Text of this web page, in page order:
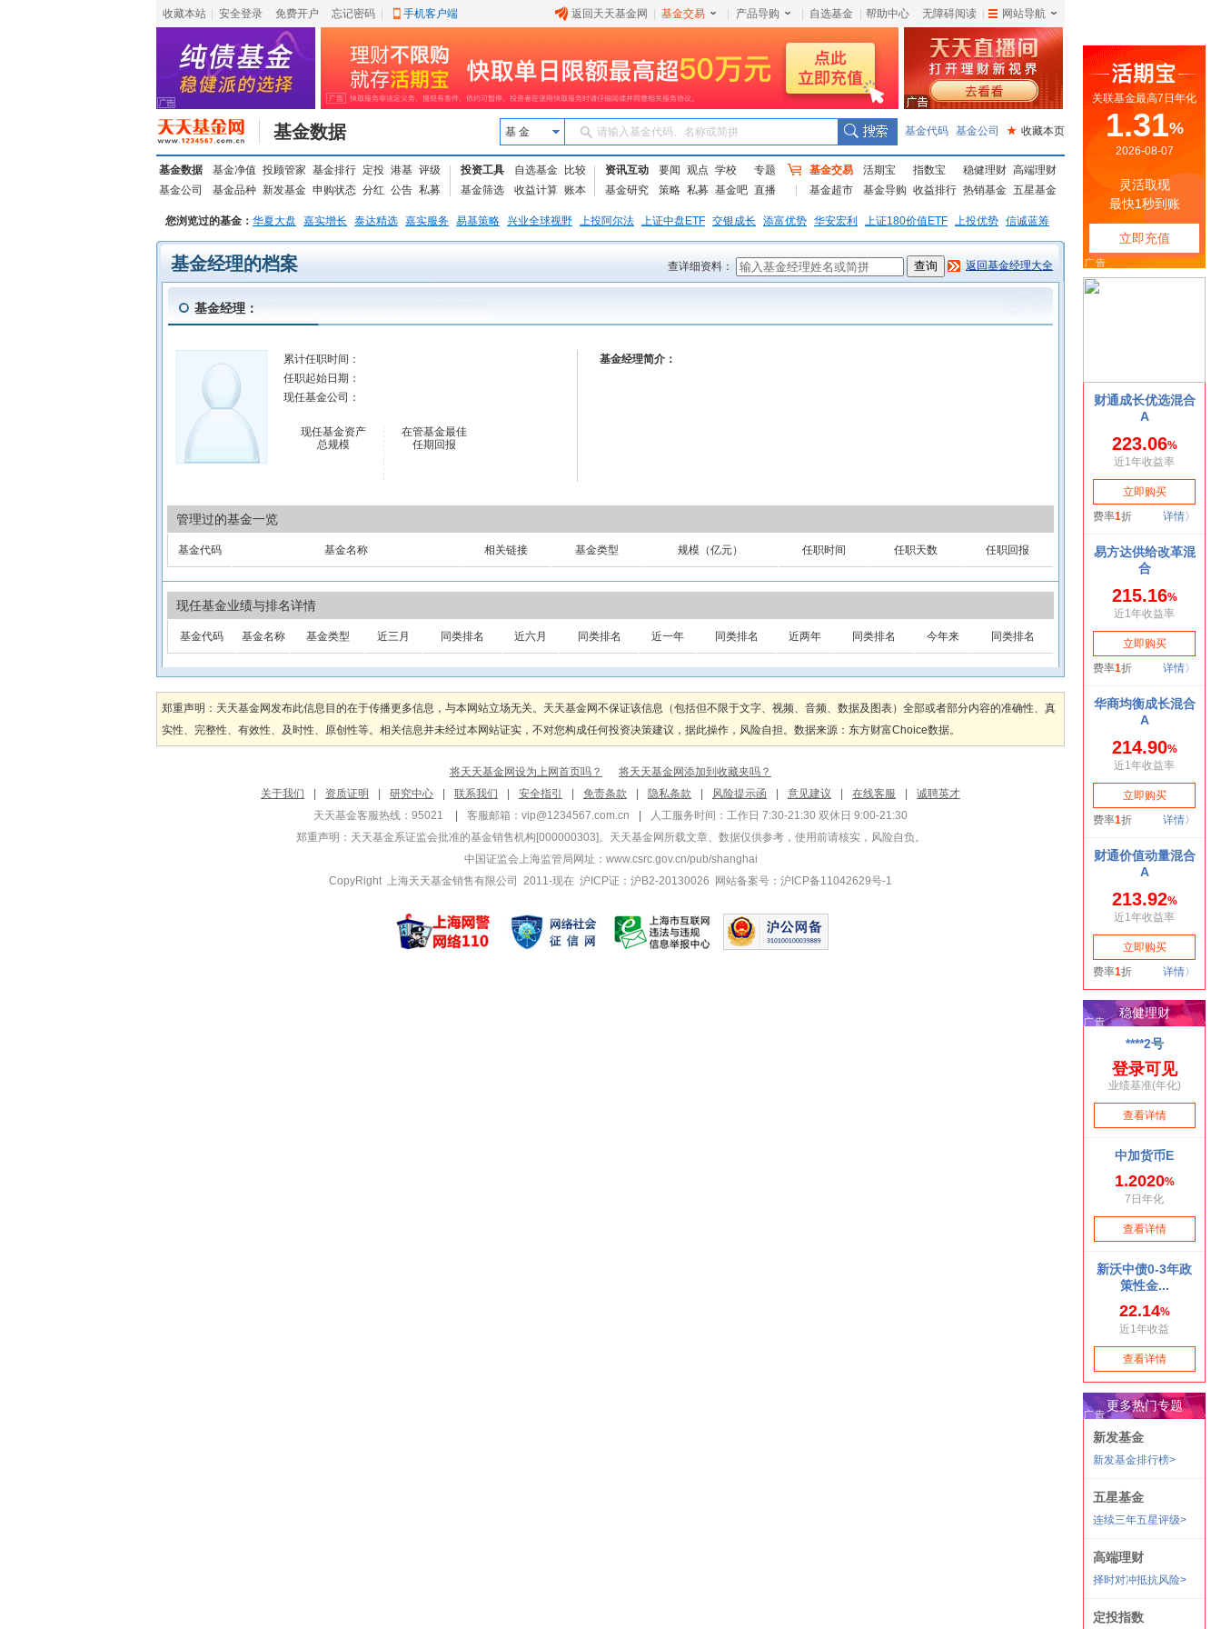
收藏本站 安全登录 免费开户 忘记密码 手机客户端 返回天天基金网 基金交易 产品导购 自选基金 帮助中心 无障碍阅读 网站导航
基金数据 基 金 请输入基金代码、名称或简拼 基金代码 基金公司 ★ 收藏本页
基金数据 基金净值 投顾管家 基金排行 定投 港基 评级
基金公司
基金品种 新发基金 申购状态 分红 公告 私募
投资工具 自选基金
比较
基金筛选
收益计算 账本
资讯互动 要闻 观点 学校
专题
基金研究
策略 私募 基金吧 直播
基金交易 活期宝 指数宝 稳健理财 高端理财
基金超市
基金导购 收益排行 热销基金 五星基金
您浏览过的基金： 华夏大盘 嘉实增长 泰达精选 嘉实服务 易基策略 兴业全球视野 上投阿尔法 上证中盘ETF 交银成长 添富优势 华安宏利 上证180价值ETF 上投优势 信诚蓝筹
基金经理的档案 查详细资料： 返回基金经理大全
基金经理：
基金经理简介：
累计任职时间：
任职起始日期：
现任基金公司：
现任基金资产
总规模
在管基金最佳
任期回报
管理过的基金一览
基金代码 基金名称 相关链接 基金类型 规模（亿元） 任职时间 任职天数 任职回报
现任基金业绩与排名详情
基金代码 基金名称 基金类型 近三月 同类排名 近六月 同类排名 近一年 同类排名 近两年 同类排名 今年来 同类排名
郑重声明：天天基金网发布此信息目的在于传播更多信息，与本网站立场无关。天天基金网不保证该信息（包括但不限于文字、视频、音频、数据及图表）全部或者部分内容的准确性、真
实性、完整性、有效性、及时性、原创性等。相关信息并未经过本网站证实，不对您构成任何投资决策建议，据此操作，风险自担。数据来源：东方财富Choice数据。
将天天基金网设为上网首页吗？
将天天基金网添加到收藏夹吗？
关于我们
资质证明 研究中心 联系我们 安全指引 免责条款 隐私条款 风险提示函 意见建议 在线客服
诚聘英才
天天基金客服热线：95021
客服邮箱： vip@1234567.com.cn
人工服务时间：工作日 7:30-21:30 双休日 9:00-21:30
郑重声明： 天天基金系证监会批准的基金销售机构[000000303]。天天基金网所载文章、数据仅供参考，使用前请核实，风险自负。
中国证监会上海监管局网址： www.csrc.gov.cn/pub/shanghai
CopyRight 上海天天基金销售有限公司 2011-现在 沪ICP证：沪B2-20130026
网站备案号：沪ICP备11042629号-1